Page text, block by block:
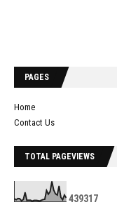
PAGES
Home
Contact Us
TOTAL PAGEVIEWS
43931 7